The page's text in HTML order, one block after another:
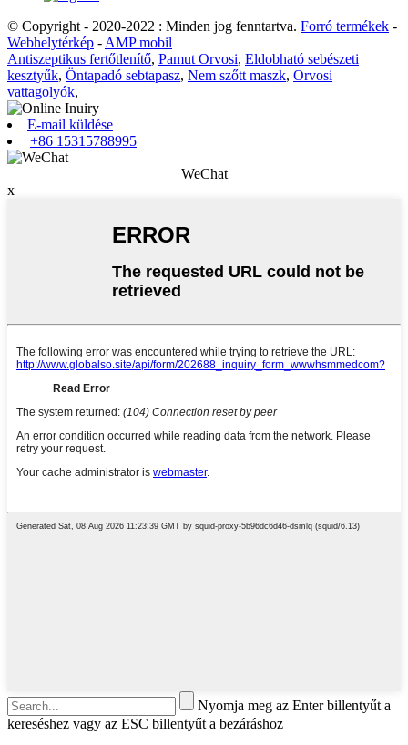
© Copyright - 2020-2022 : Minden jog fenntartva. Forró termékek -
Webhelytérkép - AMP mobil
Antiszeptikus fertőtlenítő, Pamut Orvosi, Eldobható sebészeti
kesztyűk, Öntapadó sebtapasz, Nem szőtt maszk, Orvosi
vattagolyók,
E-mail küldése
+86 15315788995
WeChat
x
Nyomja meg az Enter billentyűt a
kereséshez vagy az ESC billentyűt a bezáráshoz